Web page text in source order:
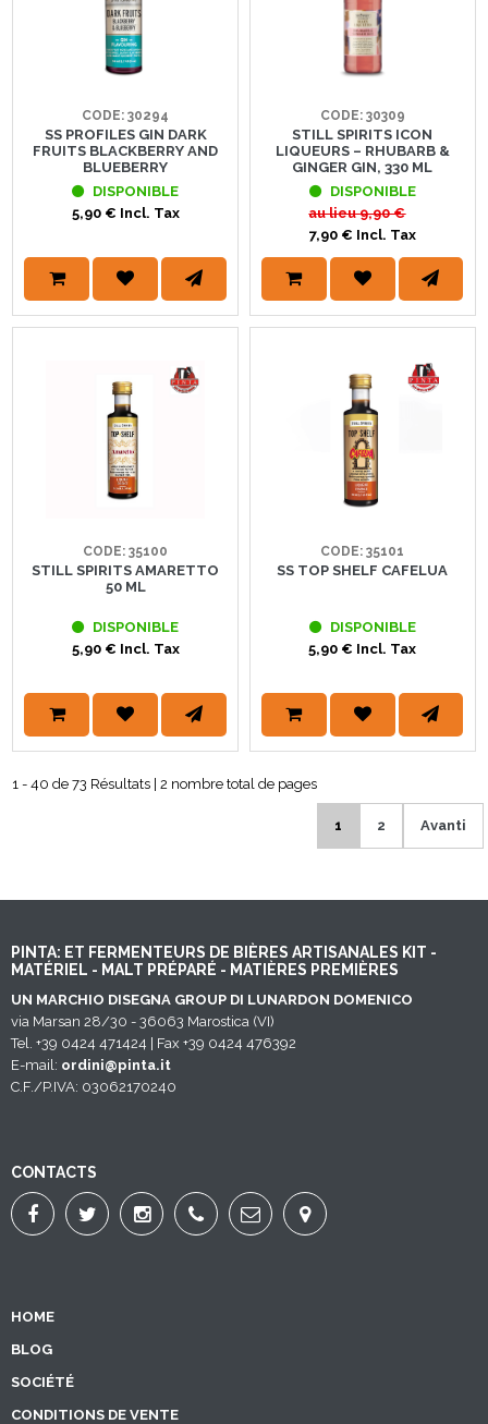
CODE: 30294
SS PROFILES GIN DARK
FRUITS BLACKBERRY AND
BLUEBERRY
DISPONIBLE
5,90 € Incl. Tax
CODE: 30309
STILL SPIRITS ICON
LIQUEURS – RHUBARB &
GINGER GIN, 330 ML
DISPONIBLE
au lieu9,90 €
7,90 € Incl. Tax
CODE: 35100
STILL SPIRITS AMARETTO
50 ML
DISPONIBLE
5,90 € Incl. Tax
CODE: 35101
SS TOP SHELF CAFELUA
DISPONIBLE
5,90 € Incl. Tax
1 - 40 de 73 Résultats | 2 nombre total de pages
1 2 Avanti
PINTA: ET FERMENTEURS DE BIÈRES ARTISANALES KIT -
MATÉRIEL - MALT PRÉPARÉ - MATIÈRES PREMIÈRES
UN MARCHIO DISEGNA GROUP DI LUNARDON DOMENICO
via Marsan 28/30 - 36063 Marostica (VI)
Tel. +39 0424 471424 | Fax +39 0424 476392
E-mail: ordini@pinta.it
C.F./P.IVA: 03062170240
CONTACTS
HOME
BLOG
SOCIÉTÉ
CONDITIONS DE VENTE